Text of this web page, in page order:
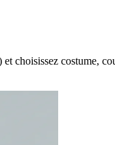
choisissez costume,